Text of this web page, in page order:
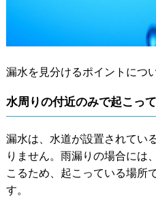
漏水を見分けるポイントにつ
水周りの付近のみで起こっ
漏水は、水道が設置されてい
りません。雨漏りの場合には
こるため、起こっている場所
す。